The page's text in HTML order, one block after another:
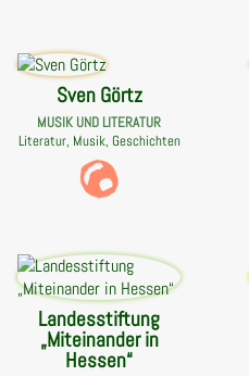
Sven Görtz
MUSIK UND LITERATUR
Literatur, Musik, Geschichten
Landesstiftung
„Miteinander in
Hessen“